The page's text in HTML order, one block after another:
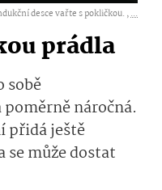
desce vařte s pokličkou. ,...
prádla
sobě
náročná.
přidá ještě
se může dostat